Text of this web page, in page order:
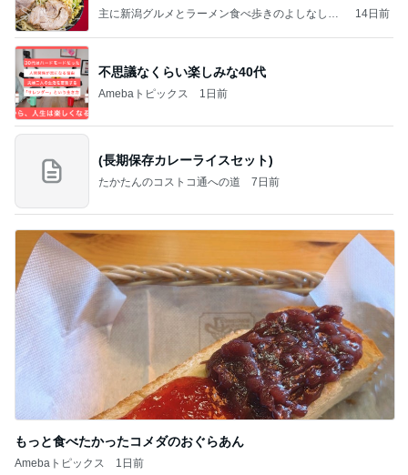
主に新潟グルメとラーメン食べ歩きのよしなしご
14日前
不思議なくらい楽しみな40代
Amebaトピックス 1日前
(長期保存カレーライスセット)
たかたんのコストコ通への道 7日前
もっと食べたかったコメダのおぐらあん
Amebaトピックス 1日前